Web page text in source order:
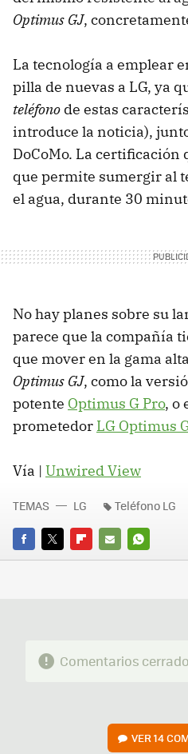
Optimus GJ,
La tecnología a emplear
pilla de nuevas a LG, ya
teléfono de estas
introduce la noticia),
DoCoMo. La certificación
que permite sumergir al
el agua, durante 30
No hay planes sobre su
parece que la compañía
que mover en la gama
Optimus GJ, como la
potente Optimus G Pro, o
prometedor LG Optimus
Vía | Unwired View
FACEBOOK
TWITTERFLIPBOARD
E-
WHATSAPP
TEMAS LG Teléfono LG
Comentarios
VER14